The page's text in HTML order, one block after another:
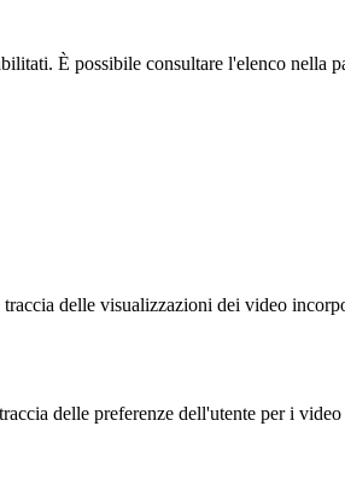
È possibile consultare l'elenco nella
delle visualizzazioni dei video
delle preferenze dell'utente per i